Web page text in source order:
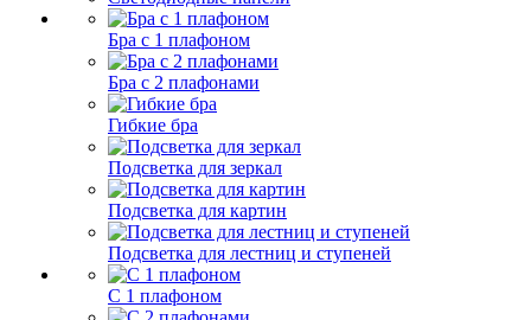
Бра с 1 плафоном
Бра с 2 плафонами
Гибкие бра
Подсветка для зеркал
Подсветка для картин
Подсветка для лестниц и ступеней
С 1 плафоном